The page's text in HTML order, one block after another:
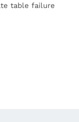
table failure